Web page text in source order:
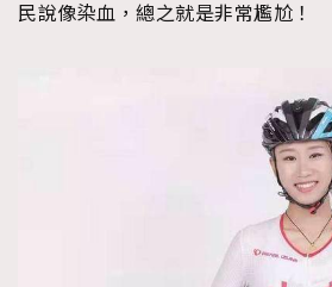
民說像染血，總之就是非常尷尬！